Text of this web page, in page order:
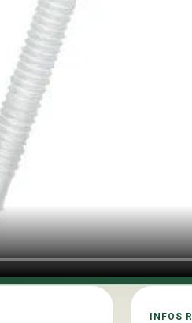
INFOS